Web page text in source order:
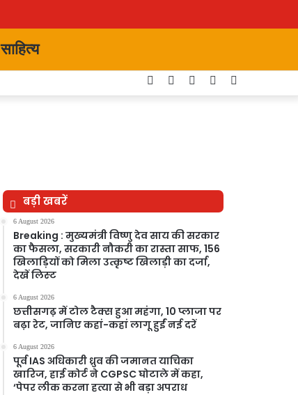
साहित्य
skin
Instagram
YouTube
Twitter
Facebook
बड़ी खबरें
6 August 2026
Breaking : मुख्यमंत्री विष्णु देव साय की सरकार
का फैसला, सरकारी नौकरी का रास्ता साफ, 156
खिलाड़ियों को मिला उत्कृष्ट खिलाड़ी का दर्जा,
देखें लिस्‍ट
6 August 2026
छत्तीसगढ़ में टोल टैक्स हुआ महंगा, 10 प्लाजा पर
बढ़ा रेट, जानिए कहां-कहां लागू हुईं नई दरें
6 August 2026
पूर्व IAS अधिकारी ध्रुव की जमानत याचिका
खारिज, हाई कोर्ट ने CGPSC घोटाले में कहा,
‘पेपर लीक करना हत्या से भी बड़ा अपराध